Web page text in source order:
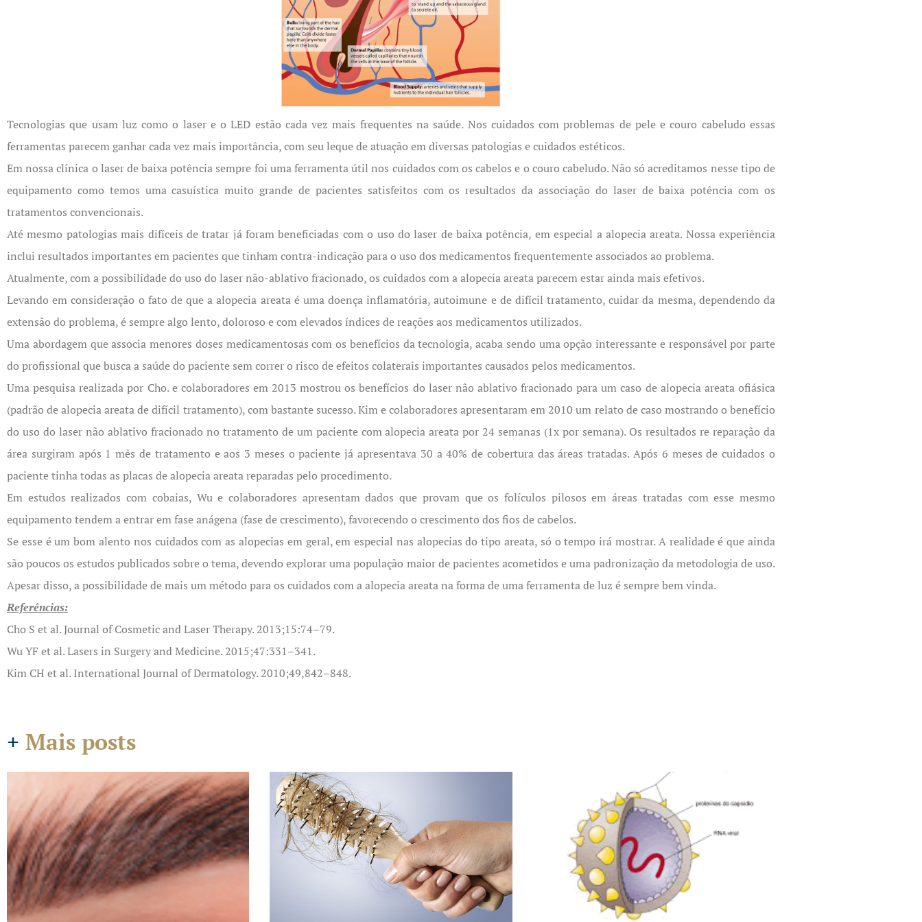
Tecnologias que usam luz como o laser e o LED estão cada vez mais frequentes na saúde. Nos cuidados com problemas de pele e couro cabeludo essas
ferramentas parecem ganhar cada vez mais importância, com seu leque de atuação em diversas patologias e cuidados estéticos.
Em nossa clínica o laser de baixa potência sempre foi uma ferramenta útil nos cuidados com os cabelos e o couro cabeludo. Não só acreditamos nesse tipo de
equipamento como temos uma casuística muito grande de pacientes satisfeitos com os resultados da associação do laser de baixa potência com os
tratamentos convencionais.
Até mesmo patologias mais difíceis de tratar já foram beneficiadas com o uso do laser de baixa potência, em especial a alopecia areata. Nossa experiência
inclui resultados importantes em pacientes que tinham contra-indicação para o uso dos medicamentos frequentemente associados ao problema.
Atualmente, com a possibilidade do uso do laser não-ablativo fracionado, os cuidados com a alopecia areata parecem estar ainda mais efetivos.
Levando em consideração o fato de que a alopecia areata é uma doença inflamatória, autoimune e de difícil tratamento, cuidar da mesma, dependendo da
extensão do problema, é sempre algo lento, doloroso e com elevados índices de reações aos medicamentos utilizados.
Uma abordagem que associa menores doses medicamentosas com os benefícios da tecnologia, acaba sendo uma opção interessante e responsável por parte
do profissional que busca a saúde do paciente sem correr o risco de efeitos colaterais importantes causados pelos medicamentos.
Uma pesquisa realizada por Cho. e colaboradores em 2013 mostrou os benefícios do laser não ablativo fracionado para um caso de alopecia areata ofiásica
(padrão de alopecia areata de difícil tratamento), com bastante sucesso. Kim e colaboradores apresentaram em 2010 um relato de caso mostrando o benefício
do uso do laser não ablativo fracionado no tratamento de um paciente com alopecia areata por 24 semanas (1x por semana). Os resultados re reparação da
área surgiram após 1 mês de tratamento e aos 3 meses o paciente já apresentava 30 a 40% de cobertura das áreas tratadas. Após 6 meses de cuidados o
paciente tinha todas as placas de alopecia areata reparadas pelo procedimento.
Em estudos realizados com cobaias, Wu e colaboradores apresentam dados que provam que os folículos pilosos em áreas tratadas com esse mesmo
equipamento tendem a entrar em fase anágena (fase de crescimento), favorecendo o crescimento dos fios de cabelos.
Se esse é um bom alento nos cuidados com as alopecias em geral, em especial nas alopecias do tipo areata, só o tempo irá mostrar. A realidade é que ainda
são poucos os estudos publicados sobre o tema, devendo explorar uma população maior de pacientes acometidos e uma padronização da metodologia de uso.
Apesar disso, a possibilidade de mais um método para os cuidados com a alopecia areata na forma de uma ferramenta de luz é sempre bem vinda.
Referências:
Cho S et al. Journal of Cosmetic and Laser Therapy. 2013;15:74–79.
Wu YF et al. Lasers in Surgery and Medicine. 2015;47:331–341.
Kim CH et al. International Journal of Dermatology. 2010;49,842–848.
+ Mais posts